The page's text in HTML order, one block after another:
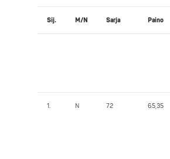
Sij. M/N Sarja Paino
1. N 72 65,35